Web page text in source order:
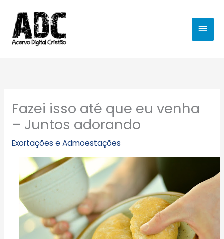
para
conteúdo
Fazei isso até que eu venha
– Juntos adorando
Exortações e Admoestações